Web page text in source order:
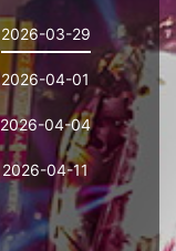
2026-03-29
2026-04-01
2026-04-04
2026-04-11